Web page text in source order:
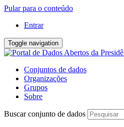
Pular para o conteúdo
Entrar
Toggle navigation
Conjuntos de dados
Organizações
Grupos
Sobre
Buscar conjunto de dados